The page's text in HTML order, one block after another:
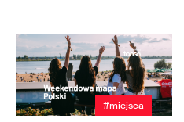
#miejsca